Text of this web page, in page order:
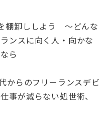
棚卸ししよう ～どんな
ンスに向く人・向かな
ら
らのフリーランスデビ
が減らない処世術、